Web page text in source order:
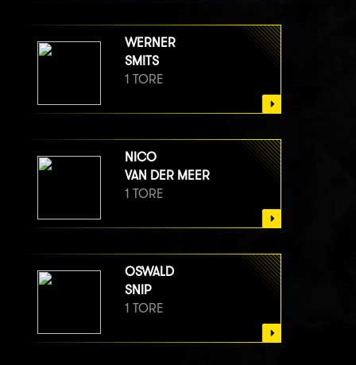
WERNER
SMITS
1 TORE
NICO
VAN DER MEER
1 TORE
OSWALD
SNIP
1 TORE